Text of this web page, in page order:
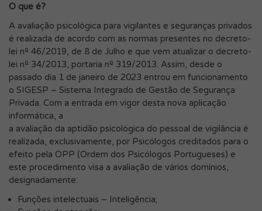
O que é?
A avaliação psicológica para vigilantes e seguranças privados
é realizada de acordo com as normas presentes no decreto-
lei nº 46/2019, de 8 de Julho e que vem atualizar o decreto-
lei nº 34/2013, portaria nº 319/2013. Assim, desde o
passado dia 1 de janeiro de 2023 entrou em funcionamento
o SIGESP – Sistema Integrado de Gestão de Segurança
Privada. Com a entrada em vigor desta nova aplicação
informática, a
a avaliação da aptidão psicológica do pessoal de vigilância é
realizada, exclusivamente, por Psicólogos creditados para o
efeito pela OPP (Ordem dos Psicólogos Portugueses) e
este procedimento visa a avaliação de vários domínios,
designadamente:
Funções intelectuais – Inteligência;